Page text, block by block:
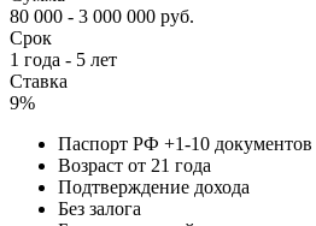
80 000 - 3 000 000 руб.
Срок
1 года - 5 лет
Ставка
9%
Паспорт РФ +1-10 документов
Возраст от 21 года
Подтверждение дохода
Без залога